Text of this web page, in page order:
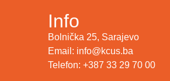
Info
Bolnička 25, Sarajevo
Email: info@kcus.ba
Telefon: +387 33 29 70 00